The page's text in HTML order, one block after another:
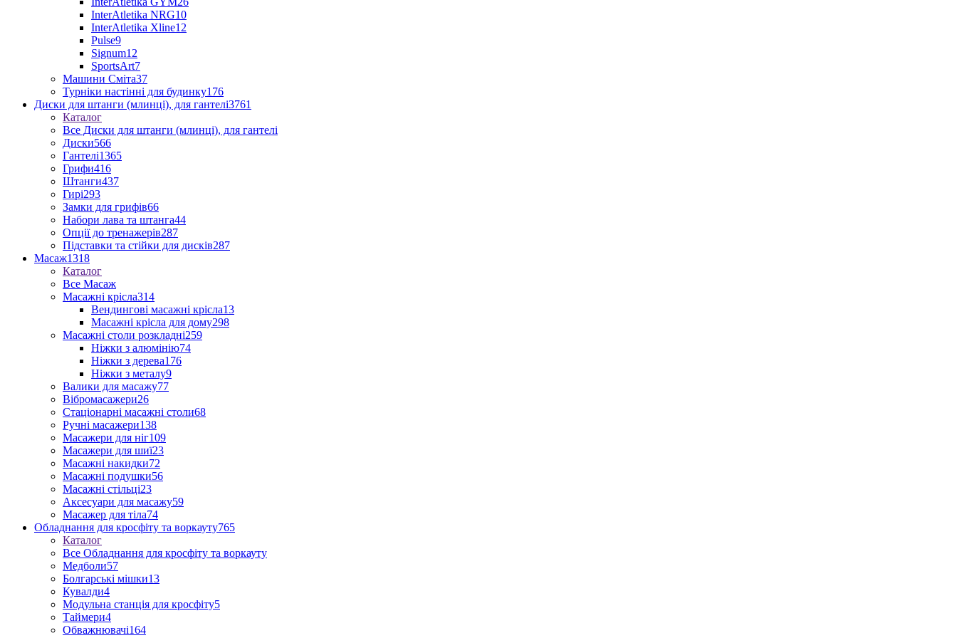
InterAtletika NRG10
InterAtletika Xline12
Pulse9
Signum12
SportsArt7
Машини Сміта37
Турніки настінні для будинку176
Диски для штанги (млинці), для гантелі3761
Каталог
Все Диски для штанги (млинці), для гантелі
Диски566
Гантелі1365
Грифи416
Штанги437
Гирі293
Замки для грифів66
Набори лава та штанга44
Опції до тренажерів287
Підставки та стійки для дисків287
Масаж1318
Каталог
Все Масаж
Масажні крісла314
Вендингові масажні крісла13
Масажні крісла для дому298
Масажні столи розкладні259
Ніжки з алюмінію74
Ніжки з дерева176
Ніжки з металу9
Валики для масажу77
Вібромасажери26
Стаціонарні масажні столи68
Ручні масажери138
Масажери для ніг109
Масажери для шиї23
Масажні накидки72
Масажні подушки56
Масажні стільці23
Аксесуари для масажу59
Масажер для тіла74
Обладнання для кросфіту та воркауту765
Каталог
Все Обладнання для кросфіту та воркауту
Медболи57
Болгарські мішки13
Кувалди4
Модульна станція для кросфіту5
Таймери4
Обважнювачі164